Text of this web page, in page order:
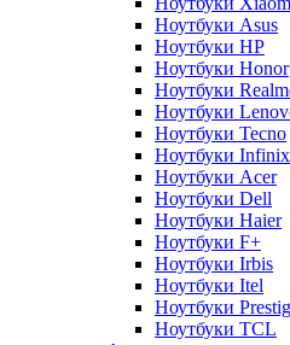
Ноутбуки Asus
Ноутбуки HP
Ноутбуки Honor
Ноутбуки
Ноутбуки
Ноутбуки Tecno
Ноутбуки Infinix
Ноутбуки Acer
Ноутбуки Dell
Ноутбуки Haier
Ноутбуки F+
Ноутбуки Irbis
Ноутбуки Itel
Ноутбуки
Ноутбуки TCL